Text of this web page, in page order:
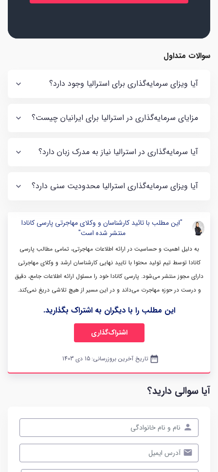
سوالات متداول
آیا ویزای سرمایه‌گذاری برای استرالیا وجود دارد؟
مزایای سرمایه‌گذاری در استرالیا برای ایرانیان چیست؟
آیا سرمایه‌گذاری در استرالیا نیاز به مدرک زبان دارد؟
آیا ویزای سرمایه‌گذاری استرالیا محدودیت سنی دارد؟
"این مطلب با تائید کارشناسان و وکلای مهاجرتی پارسی کانادا
منتشر شده است"
به دلیل اهمیت و حساسیت در ارائه اطلاعات مهاجرتی، تمامی مطالب پارسی
کانادا توسط تیم تولید محتوا با تایید نهایی کارشناسان ارشد و وکلای مهاجرتی
دارای مجوز منتشر می‌شود. پارسی کانادا خود را مسئول ارائه اطلاعات جامع، دقیق
و درست در حوزه مهاجرت می‌داند و در این مسیر از هیچ تلاشی دریغ نمی‌کند.
این مطلب را با دیگران به اشتراک بگذارید.
اشتراک‌گذاری
date_range تاریخ آخرین بروزرسانی: 15 دی 1403
آیا سوالی دارید؟